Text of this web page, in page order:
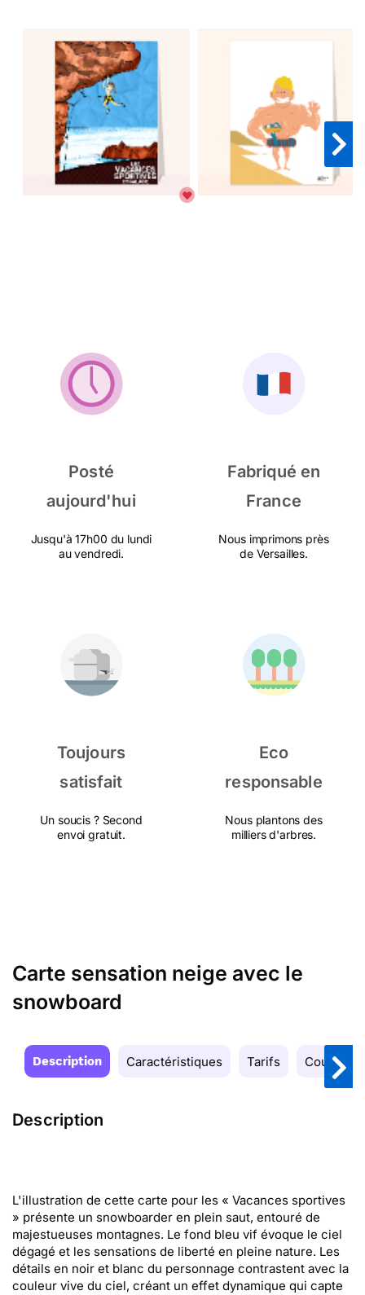
Posté
aujourd'hui
Jusqu'à 17h00 du lundi
au vendredi.
Fabriqué en
France
Nous imprimons près
de Versailles.
Toujours
satisfait
Un soucis ? Second
envoi gratuit.
Eco
responsable
Nous plantons des
milliers d'arbres.
Carte sensation neige avec le
snowboard
Description Caractéristiques Tarifs Couleurs
Description
L'illustration de cette carte pour les « Vacances sportives
» présente un snowboarder en plein saut, entouré de
majestueuses montagnes. Le fond bleu vif évoque le ciel
dégagé et les sensations de liberté en pleine nature. Les
détails en noir et blanc du personnage contrastent avec la
couleur vive du ciel, créant un effet dynamique qui capte